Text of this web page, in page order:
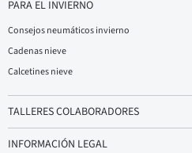
PARA EL INVIERNO
Consejos neumáticos invierno
Cadenas nieve
Calcetines nieve
TALLERES COLABORADORES
INFORMACIÓN LEGAL